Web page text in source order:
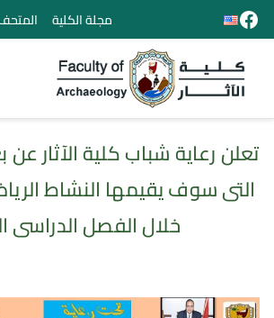
مجلة الكلية
تعلن رعاية شباب كلية الآثار
التى سوف يقيمها النشاط
خلال الفصل الدراسى